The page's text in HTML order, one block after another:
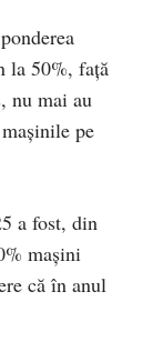
la 50%, față
nu mai au
pe
a fost, din
mașini
că în anul